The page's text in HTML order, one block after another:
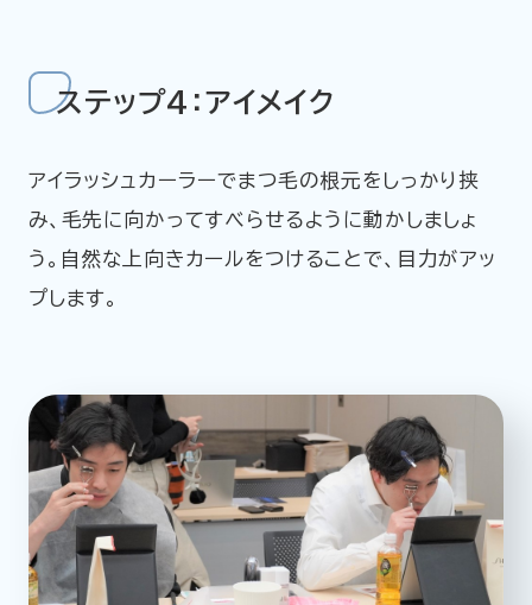
ステップ4：アイメイク
アイラッシュカーラーでまつ毛の根元をしっかり挟
み、毛先に向かってすべらせるように動かしましょ
う。自然な上向きカールをつけることで、目力がアッ
プします。